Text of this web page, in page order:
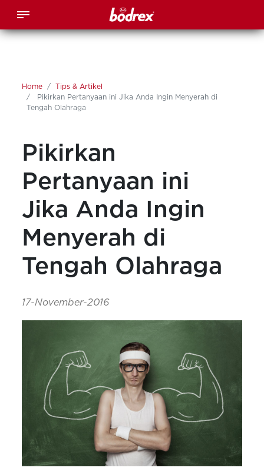
Home
Tips & Artikel
Pikirkan Pertanyaan ini Jika Anda Ingin Menyerah di
Tengah Olahraga
Pikirkan
Pertanyaan ini
Jika Anda Ingin
Menyerah di
Tengah Olahraga
17-November-2016